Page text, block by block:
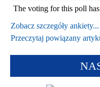
The voting for this poll
Zobacz szczegóły ankiety...
Przeczytaj powiązany